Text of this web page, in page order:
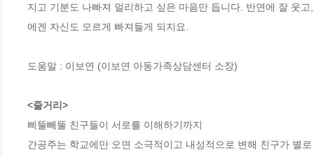
지고 기분도 나빠져 멀리하고 싶은 마음만 듭니다. 반면에 잘 웃
에겐 자신도 모르게 빠져들게 되지요.
도움말 : 이보연 (이보연 아동가족상담센터 소장)
<줄거리>
삐뚤빼뚤 친구들이 서로를 이해하기까지
간공주는 학교에만 오면 소극적이고 내성적으로 변해 친구가 별